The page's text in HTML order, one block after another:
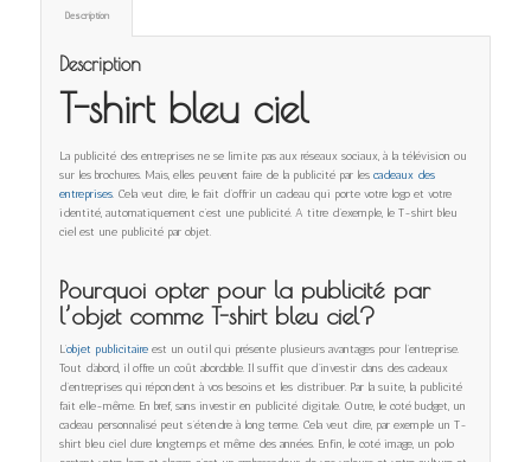
Description
Description
T-shirt bleu ciel
La publicité des entreprises ne se limite pas aux réseaux sociaux, à la télévision ou
sur les brochures. Mais, elles peuvent faire de la publicité par les cadeaux des
entreprises. Cela veut dire, le fait d’offrir un cadeau qui porte votre logo et votre
identité, automatiquement c’est une publicité. A titre d’exemple, le T-shirt bleu
ciel est une publicité par objet.
Pourquoi opter pour la publicité par
l’objet comme T-shirt bleu ciel?
L’objet publicitaireest un outil qui présente plusieurs avantages pour l’entreprise.
Tout d’abord, il offre un coût abordable. Il suffit que d’investir dans des cadeaux
d’entreprises qui répondent à vos besoins et les distribuer. Par la suite, la publicité
fait elle-même. En bref, sans investir en publicité digitale. Outre, le coté budget, un
cadeau personnalisé peut s’étendre à long terme. Cela veut dire, par exemple un T-
shirt bleu ciel dure longtemps et même des années. Enfin, le coté image, un polo